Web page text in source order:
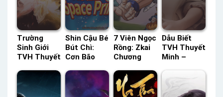
Trường
Sinh Giới
TVH Thuyết
Status: 26 /
26 Thuyết
Minh
Shin Cậu Bé
Bút Chì:
Cơn Bão
Mời Gọi!
Shin Và
Công Chúa
7 Viên Ngọc
Rồng: Zkai
Chương
Lồng Tiếng
– Status:
69 / 69
Dẫu Biết
TVH Thuyết
Minh –
10 Thuyết
Minh